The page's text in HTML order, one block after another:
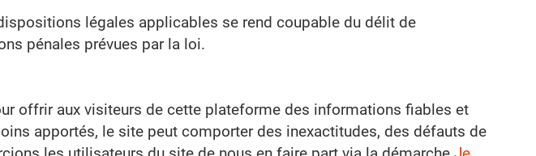
légales applicables se rend coupable du délit de
pénales prévues par la loi.
offrir aux visiteurs de cette plateforme des informations fiables et
apportés, le site peut comporter des inexactitudes, des défauts de